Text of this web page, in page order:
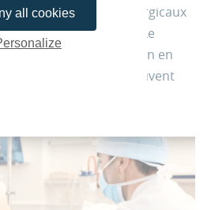
) et les gestes chirurgicaux
d’un accouchement. Le
-réanimateur
prend enfin en
d’urgence qui peuvent
all cookies